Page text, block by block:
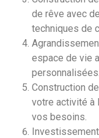
de rêve avec
techniques de
espace de vie
personnalisées.
Construction
votre activité à
vos besoins.